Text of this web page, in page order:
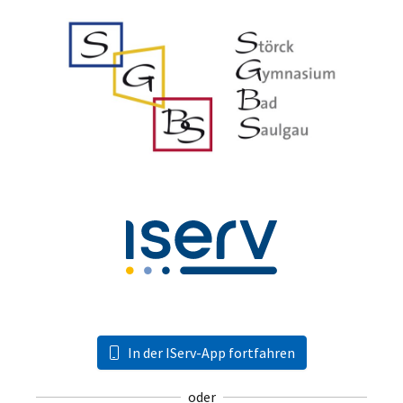
In der IServ-App fortfahren
oder